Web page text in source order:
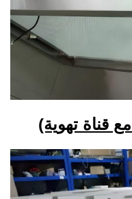
قناة تهوية)